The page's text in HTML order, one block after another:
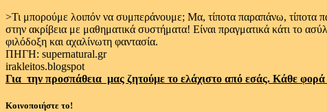
>Τι μπορούμε λοιπόν να συμπεράνουμε; Μα, τίποτα παραπάνω, τίποτα
στην ακρίβεια με μαθηματικά συστήματα! Είναι πραγματικά κάτι το
φιλόδοξη και αχαλίνωτη φαντασία.
ΠΗΓΗ: supernatural.gr
irakleitos.blogspot
Για την προσπάθεια μας ζητούμε το ελάχιστο από εσάς. Κάθε
Κοινοποιήστε το!